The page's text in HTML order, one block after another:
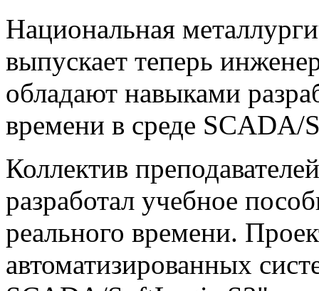
Национальная
выпускает теперь
обладают навыками
времени в среде
Коллектив
разработал учебное
реального времени.
автоматизированных